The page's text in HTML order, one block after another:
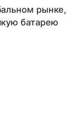
рынке,
батарею